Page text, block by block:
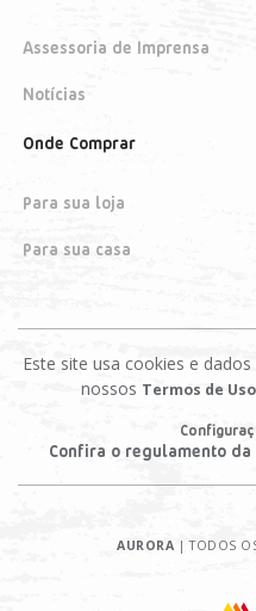
Assessoria de Imprensa
Notícias
Onde Comprar
Para sua loja
Para sua casa
Este site usa cookies e
nossos Termos de
Confira o regulamento da
AURORA | TODOS